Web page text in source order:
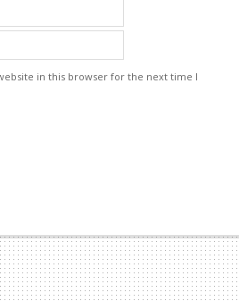
in this browser for the next time I